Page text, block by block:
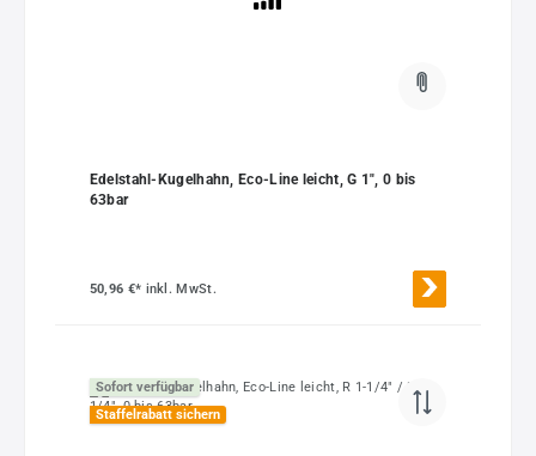
Edelstahl-Kugelhahn, Eco-Line leicht, G 1", 0 bis
63bar
50,96 €* inkl. MwSt.
Sofort verfügbar
Staffelrabatt sichern